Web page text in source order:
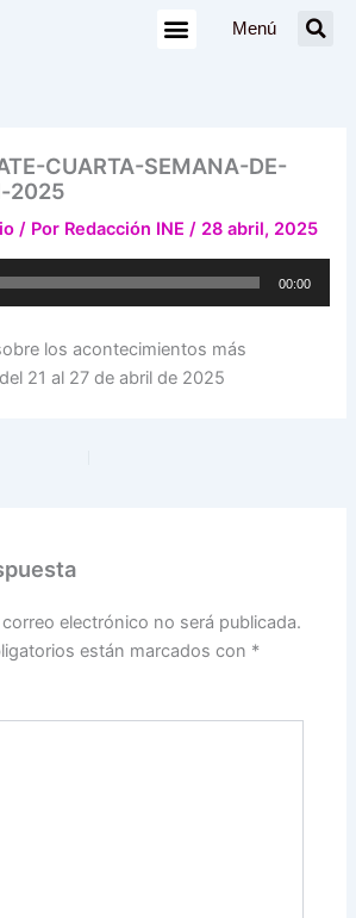
Menú
CUARTA-SEMANA-DE-
2025
/ Por Redacción INE/ 28 abril, 2025
00:00
los acontecimientos más
21 al 27 de abril de 2025
electrónico no será publicada.
están marcados con *